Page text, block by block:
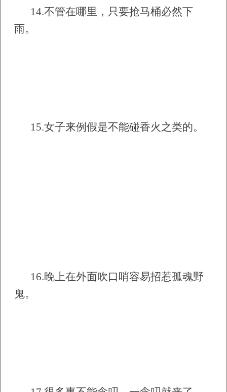
14.不管在哪里，只要抢马桶必然下
雨。
15.女子来例假是不能碰香火之类的。
16.晚上在外面吹口哨容易招惹孤魂野
鬼。